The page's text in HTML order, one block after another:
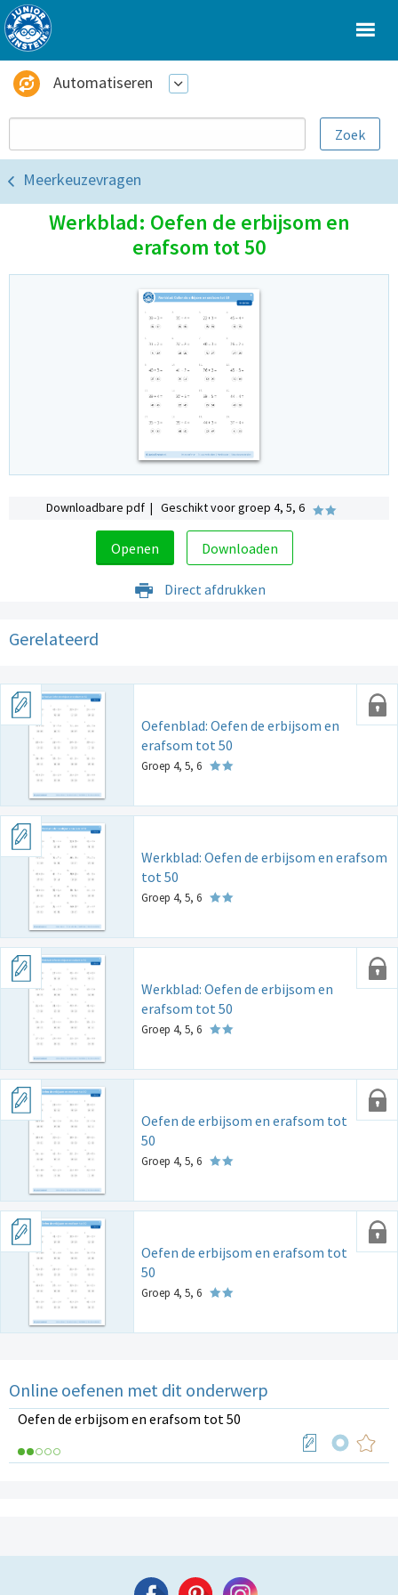
Automatiseren
Meerkeuzevragen
Werkblad: Oefen de erbijsom en
erafsom tot 50
Downloadbare pdf | Geschikt voor groep 4, 5, 6
Openen Downloaden
Direct afdrukken
Gerelateerd
Oefenblad: Oefen de erbijsom en
erafsom tot 50
Groep 4, 5, 6
Werkblad: Oefen de erbijsom en erafsom
tot 50
Groep 4, 5, 6
Werkblad: Oefen de erbijsom en
erafsom tot 50
Groep 4, 5, 6
Oefen de erbijsom en erafsom tot
50
Groep 4, 5, 6
Oefen de erbijsom en erafsom tot
50
Groep 4, 5, 6
Online oefenen met dit onderwerp
Oefen de erbijsom en erafsom tot 50